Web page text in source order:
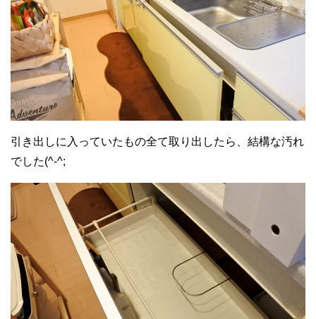
引き出しに入っていたもの全て取り出したら、結構な汚れ
でした(^-^;